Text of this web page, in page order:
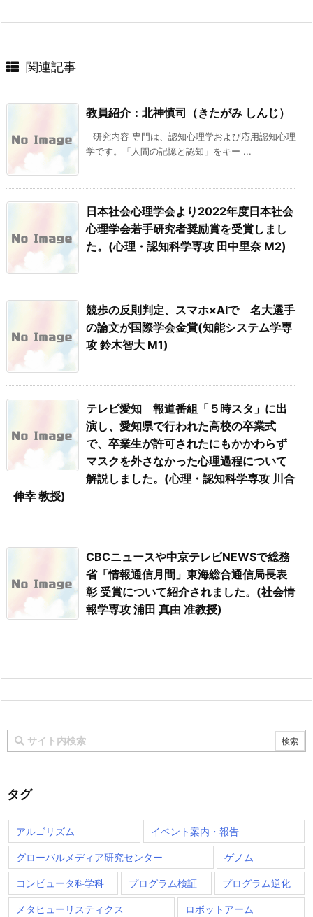
関連記事
教員紹介：北神慎司（きたがみ しんじ）
研究内容 専門は、認知心理学および応用認知心理
学です。「人間の記憶と認知」をキー ...
日本社会心理学会より2022年度日本社会
心理学会若手研究者奨励賞を受賞しまし
た。(心理・認知科学専攻 田中里奈 M2)
競歩の反則判定、スマホ×AIで 名大選手
の論文が国際学会金賞(知能システム学専
攻 鈴木智大 M1)
テレビ愛知 報道番組「５時スタ」に出
演し、愛知県で行われた高校の卒業式
で、卒業生が許可されたにもかかわらず
マスクを外さなかった心理過程について
解説しました。(心理・認知科学専攻 川合
伸幸 教授)
CBCニュースや中京テレビNEWSで総務
省「情報通信月間」東海総合通信局長表
彰 受賞について紹介されました。(社会情
報学専攻 浦田 真由 准教授)
タグ
アルゴリズム イベント案内・報告
グローバルメディア研究センター ゲノム
コンピュータ科学科 プログラム検証 プログラム逆化
メタヒューリスティクス ロボットアーム